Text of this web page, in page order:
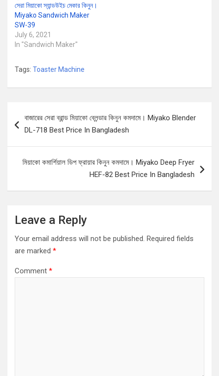
সেরা মিয়াকো স্যান্ডউইচ মেকার কিনুন।
Miyako Sandwich Maker
SW-39
July 6, 2021
In "Sandwich Maker"
Tags: Toaster Machine
navigation
বাজারের সেরা ব্রান্ড মিয়াকো ব্লেন্ডার কিনুন কমদামে। Miyako Blender
DL-718 Best Price In Bangladesh
মিয়াকো কমার্শিয়াল ডিপ ফ্রায়ার কিনুন কমদামে। Miyako Deep Fryer
HEF-82 Best Price In Bangladesh
Leave a Reply
Your email address will not be published. Required fields
are marked *
Comment *